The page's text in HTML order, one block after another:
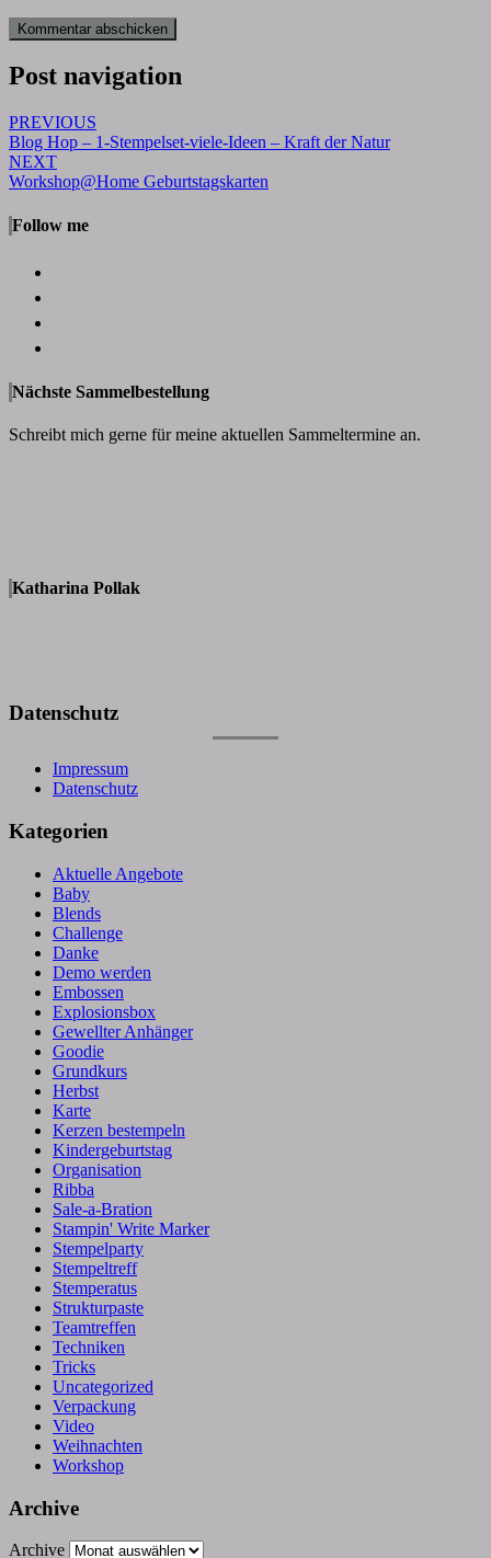
Post navigation
PREVIOUS
Blog Hop – 1-Stempelset-viele-Ideen – Kraft der Natur
NEXT
Workshop@Home Geburtstagskarten
Follow me
Nächste Sammelbestellung
Schreibt mich gerne für meine aktuellen Sammeltermine an.
Katharina Pollak
Datenschutz
Impressum
Datenschutz
Kategorien
Aktuelle Angebote
Baby
Blends
Challenge
Danke
Demo werden
Embossen
Explosionsbox
Gewellter Anhänger
Goodie
Grundkurs
Herbst
Karte
Kerzen bestempeln
Kindergeburtstag
Organisation
Ribba
Sale-a-Bration
Stampin' Write Marker
Stempelparty
Stempeltreff
Stemperatus
Strukturpaste
Teamtreffen
Techniken
Tricks
Uncategorized
Verpackung
Video
Weihnachten
Workshop
Archive
Archive